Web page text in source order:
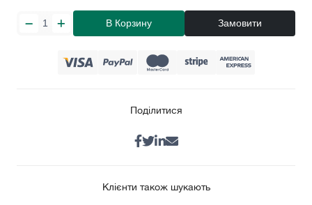
В Корзину Замовити
Поділитися
Клієнти також шукають